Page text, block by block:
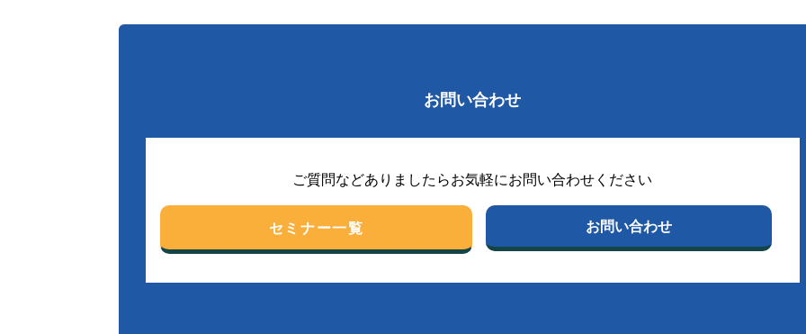
お問い合わせ
ご質問などありましたらお気軽にお問い合わせください
セミナー一覧 お問い合わせ